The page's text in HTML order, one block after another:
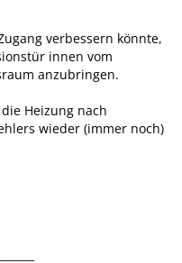
verbessern könnte,
innen vom
anzubringen.
Heizung nach
wieder (immer noch)